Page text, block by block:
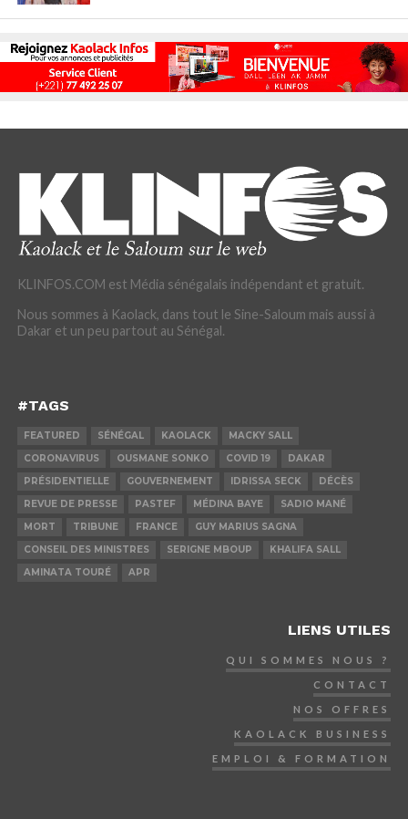
KLINFOS.COM est Média sénégalais indépendant et gratuit.
Nous sommes à Kaolack, dans tout le Sine-Saloum mais aussi à
Dakar et un peu partout au Sénégal.
#TAGS
FEATURED SÉNÉGAL KAOLACK
MACKY SALL
CORONAVIRUS
OUSMANE SONKO COVID 19
DAKAR
PRÉSIDENTIELLE
GOUVERNEMENT IDRISSA SECK
DÉCÈS
REVUE DE PRESSE
PASTEF MÉDINA BAYE
SADIO MANÉ
MORT
TRIBUNE FRANCE
GUY MARIUS SAGNA
CONSEIL DES MINISTRES
SERIGNE MBOUP
KHALIFA SALL
AMINATA TOURÉ
APR
LIENS UTILES
QUI SOMMES NOUS ?
CONTACT
NOS OFFRES
KAOLACK BUSINESS
EMPLOI & FORMATION